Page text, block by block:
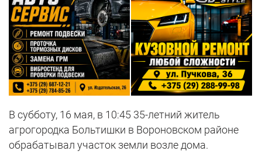
В субботу, 16 мая, в 10:45 35-летний житель
агрогородка Больтишки в Вороновском районе
обрабатывал участок земли возле дома.